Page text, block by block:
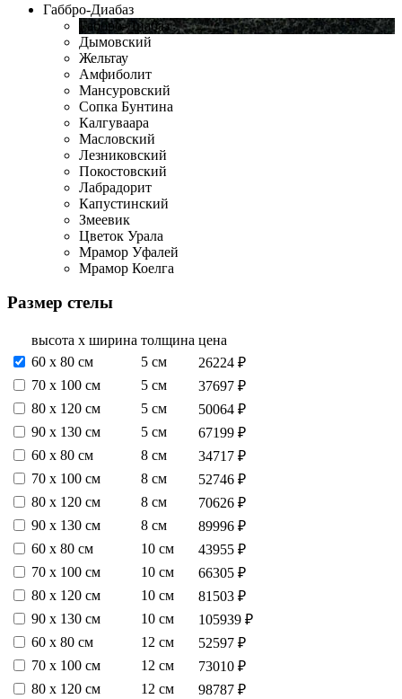
Габбро-Диабаз
Габбро-Диабаз
Дымовский
Жельтау
Амфиболит
Мансуровский
Сопка Бунтина
Калгуваара
Масловский
Лезниковский
Покостовский
Лабрадорит
Капустинский
Змеевик
Цветок Урала
Мрамор Уфалей
Мрамор Коелга
Размер стелы
высота х ширина толщина цена
60 х 80 см
5 см
26224 ₽
70 х 100 см
5 см
37697 ₽
80 х 120 см
5 см
50064 ₽
90 х 130 см
5 см
67199 ₽
60 х 80 см
8 см
34717 ₽
70 х 100 см
8 см
52746 ₽
80 х 120 см
8 см
70626 ₽
90 х 130 см
8 см
89996 ₽
60 х 80 см
10 см
43955 ₽
70 х 100 см
10 см
66305 ₽
80 х 120 см
10 см
81503 ₽
90 х 130 см
10 см
105939 ₽
60 х 80 см
12 см
52597 ₽
70 х 100 см
12 см
73010 ₽
80 х 120 см
12 см
98787 ₽